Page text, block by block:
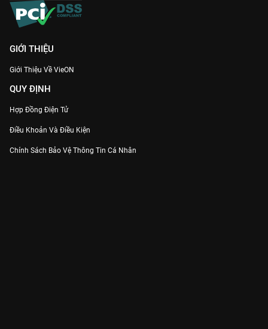
GIỚI THIỆU
Giới Thiệu Về VieON
QUY ĐỊNH
Hợp Đồng Điện Tử
Điều Khoản Và Điều Kiện
Chính Sách Bảo Vệ Thông Tin Cá Nhân